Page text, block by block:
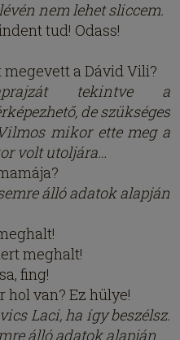
nem lehet sliccem.
tud! Odass!
a Dávid Vili?
tekintve a
de szükséges
mikor ette meg a
volt utoljára…
álló adatok alapján
meghalt!
fing!
van? Ez hülye!
Laci, ha így beszélsz.
álló adatok alapján